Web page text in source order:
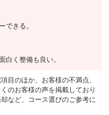
できる。
白く整備も良い。
目のほか、お客様の不満点、
のお客様の声を掲載しており
など、コース選びのご参考に